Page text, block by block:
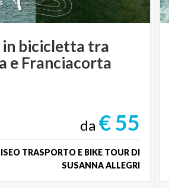
in bicicletta tra
e Franciacorta
da € 55
TRASPORTO E BIKE TOUR DI
SUSANNA ALLEGRI